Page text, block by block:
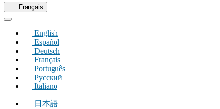
Français
English
Español
Deutsch
Français
Português
Русский
Italiano
日本語